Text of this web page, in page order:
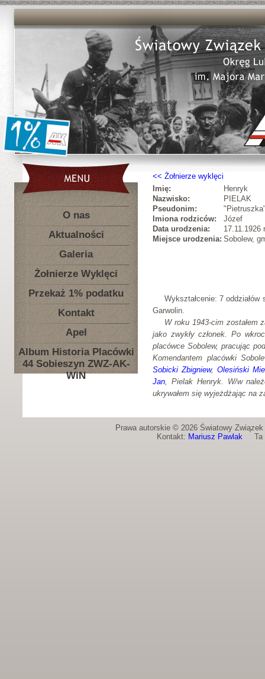
O nas
Aktualności
Galeria
Żołnierze Wyklęci
Przekaż 1% podatku
Kontakt
Apel
Album Historia Placówki
44 Sobieszyn ZWZ-AK-
WiN
Żołnierze wyklęci
Imię:
Henryk
Nazwisko:
PIELAK
Pseudonim:
Imiona rodziców:
Józef
Data urodzenia:
17.11.1926
Miejsce urodzenia: Sobolew,
Wykształcenie: 7
Garwolin.
W roku 1943-cim zostałem
jako zwykły członek. Po
placówce Sobolew, pracując
Komendantem placówki
Sobicki Zbigniew,Olesiński
Jan, Pielak Henryk. W/w
ukrywałem się wyjeżdżając na
Prawa autorskie © 2026 Światowy
Kontakt: Mariusz PawlakTa